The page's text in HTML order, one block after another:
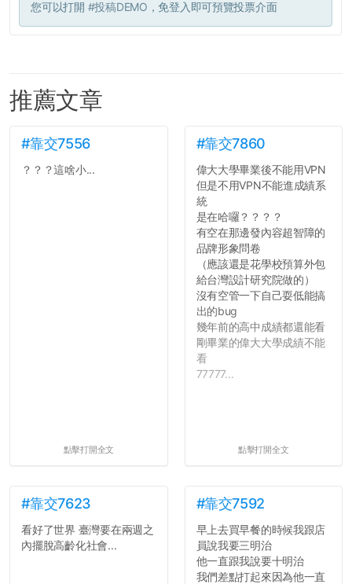
您可以打開 #投稿DEMO ，免登入即可預覽投票介面
推薦文章
#靠交7556
？？？這啥小...
點擊打開全文
#靠交7860
偉大大學畢業後不能用VPN
但是不用VPN不能進成績系
統
是在哈囉？？？？
有空在那邊發內容超智障的
品牌形象問卷
（應該還是花學校預算外包
給台灣設計研究院做的）
沒有空管一下自己耍低能搞
出的bug
幾年前的高中成績都還能看
剛畢業的偉大大學成績不能
看
77777...
點擊打開全文
#靠交7623
看好了世界 臺灣要在兩週之
內擺脫高齡化社會...
#靠交7592
早上去買早餐的時候我跟店
員說我要三明治
他一直跟我說要十明治
我們差點打起來因為他一直